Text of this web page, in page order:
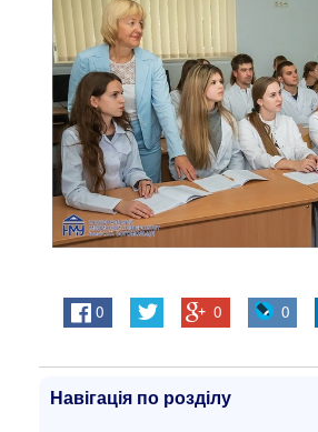
0 0 0
Навігація по розділу